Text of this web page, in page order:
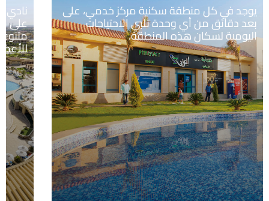
في كل منطقة سكنية مركز خدمي، على
من أي وحدة تلبي الاحتياجات
لسكان هذه المنطقة.
نادي
متنوعة من
للأعضاء.